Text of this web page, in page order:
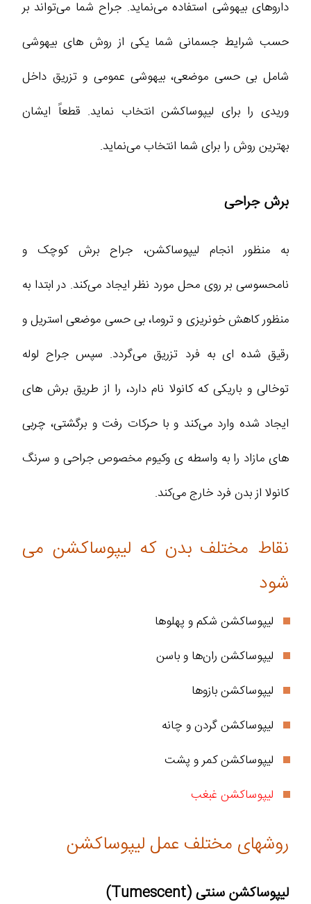
داروهای بیهوشی استفاده می‌نماید. جراح شما می‌تواند بر
حسب شرایط جسمانی شما یکی از روش های بیهوشی
شامل بی حسی موضعی، بیهوشی عمومی و تزریق داخل
وریدی را برای لیپوساکشن انتخاب نماید. قطعاً ایشان
بهترین روش را برای شما انتخاب می‌نماید.
برش جراحی
به منظور انجام لیپوساکشن، جراح برش کوچک و
نامحسوسی بر روی محل مورد نظر ایجاد می‌کند. در ابتدا به
منظور کاهش خونریزی و تروما، بی حسی موضعی استریل و
رقیق شده ای به فرد تزریق می‌گردد. سپس جراح لوله
توخالی و باریکی که کانولا نام دارد، را از طریق برش های
ایجاد شده وارد می‌کند و با حرکات رفت و برگشتی، چربی
های مازاد را به واسطه ی وکیوم مخصوص جراحی و سرنگ
کانولا از بدن فرد خارج می‌کند.
نقاط مختلف بدن که لیپوساکشن می
شود
لیپوساکشن شکم و پهلوها
لیپوساکشن ران‌ها و باسن
لیپوساکشن بازوها
لیپوساکشن گردن و چانه
لیپوساکشن کمر و پشت
لیپوساکشن غبغب
روشهای مختلف عمل لیپوساکشن
لیپوساکشن سنتی (Tumescent)